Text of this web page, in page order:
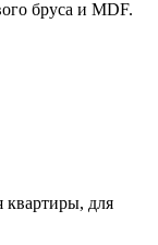
бруса и MDF.
квартиры, для